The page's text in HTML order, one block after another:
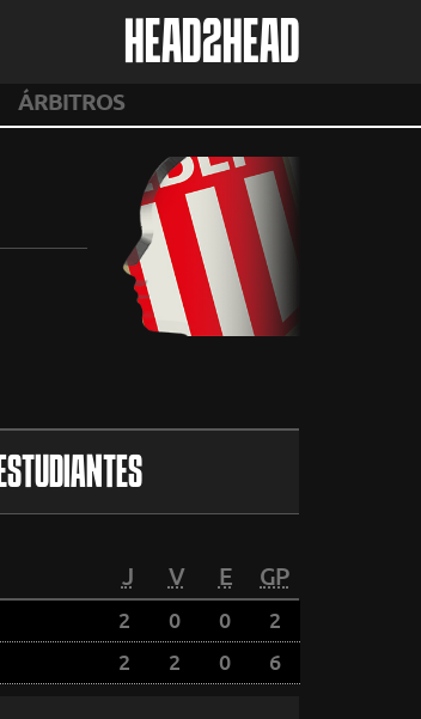
HEAD2HEAD
ÁRBITROS
ESTUDIANTES
J V E
GP
2 0 0 2
2 2 0 6